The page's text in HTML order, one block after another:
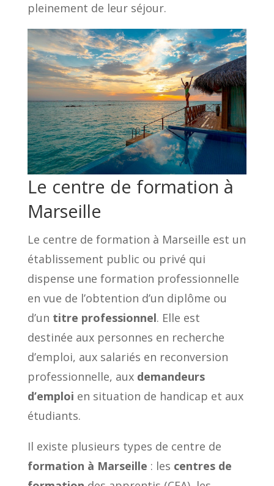
pleinement de leur séjour.
Le centre de formation à
Marseille
Le centre de formation à Marseille est un
établissement public ou privé qui
dispense une formation professionnelle
en vue de l’obtention d’un diplôme ou
d’un titre professionnel. Elle est
destinée aux personnes en recherche
d’emploi, aux salariés en reconversion
professionnelle, aux demandeurs
d’emploi en situation de handicap et aux
étudiants.
Il existe plusieurs types de centre de
formation à Marseille : les centres de